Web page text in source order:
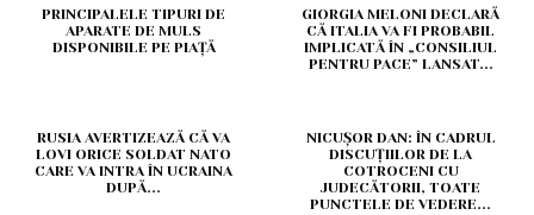
PRINCIPALELE TIPURI DE
APARATE DE MULS
DISPONIBILE PE PIAȚĂ
GIORGIA MELONI DECLARĂ
CĂ ITALIA VA FI PROBABIL
IMPLICATĂ ÎN „CONSILIUL
PENTRU PACE” LANSAT...
RUSIA AVERTIZEAZĂ CĂ VA
LOVI ORICE SOLDAT NATO
CARE VA INTRA ÎN UCRAINA
DUPĂ...
NICUŞOR DAN: ÎN CADRUL
DISCUȚIILOR DE LA
COTROCENI CU
JUDECĂTORII, TOATE
PUNCTELE DE VEDERE...